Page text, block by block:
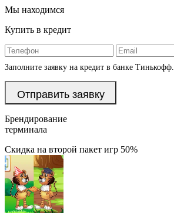
Мы находимся
Купить в кредит
Заполните заявку на кредит в банке Тинькофф.
Брендирование
терминала
Скидка на второй пакет игр 50%